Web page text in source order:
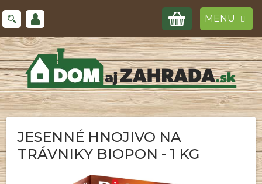
na
obsah
NÁKUPNÝ
JESENNÉ HNOJIVO NA
TRÁVNIKY BIOPON - 1 KG